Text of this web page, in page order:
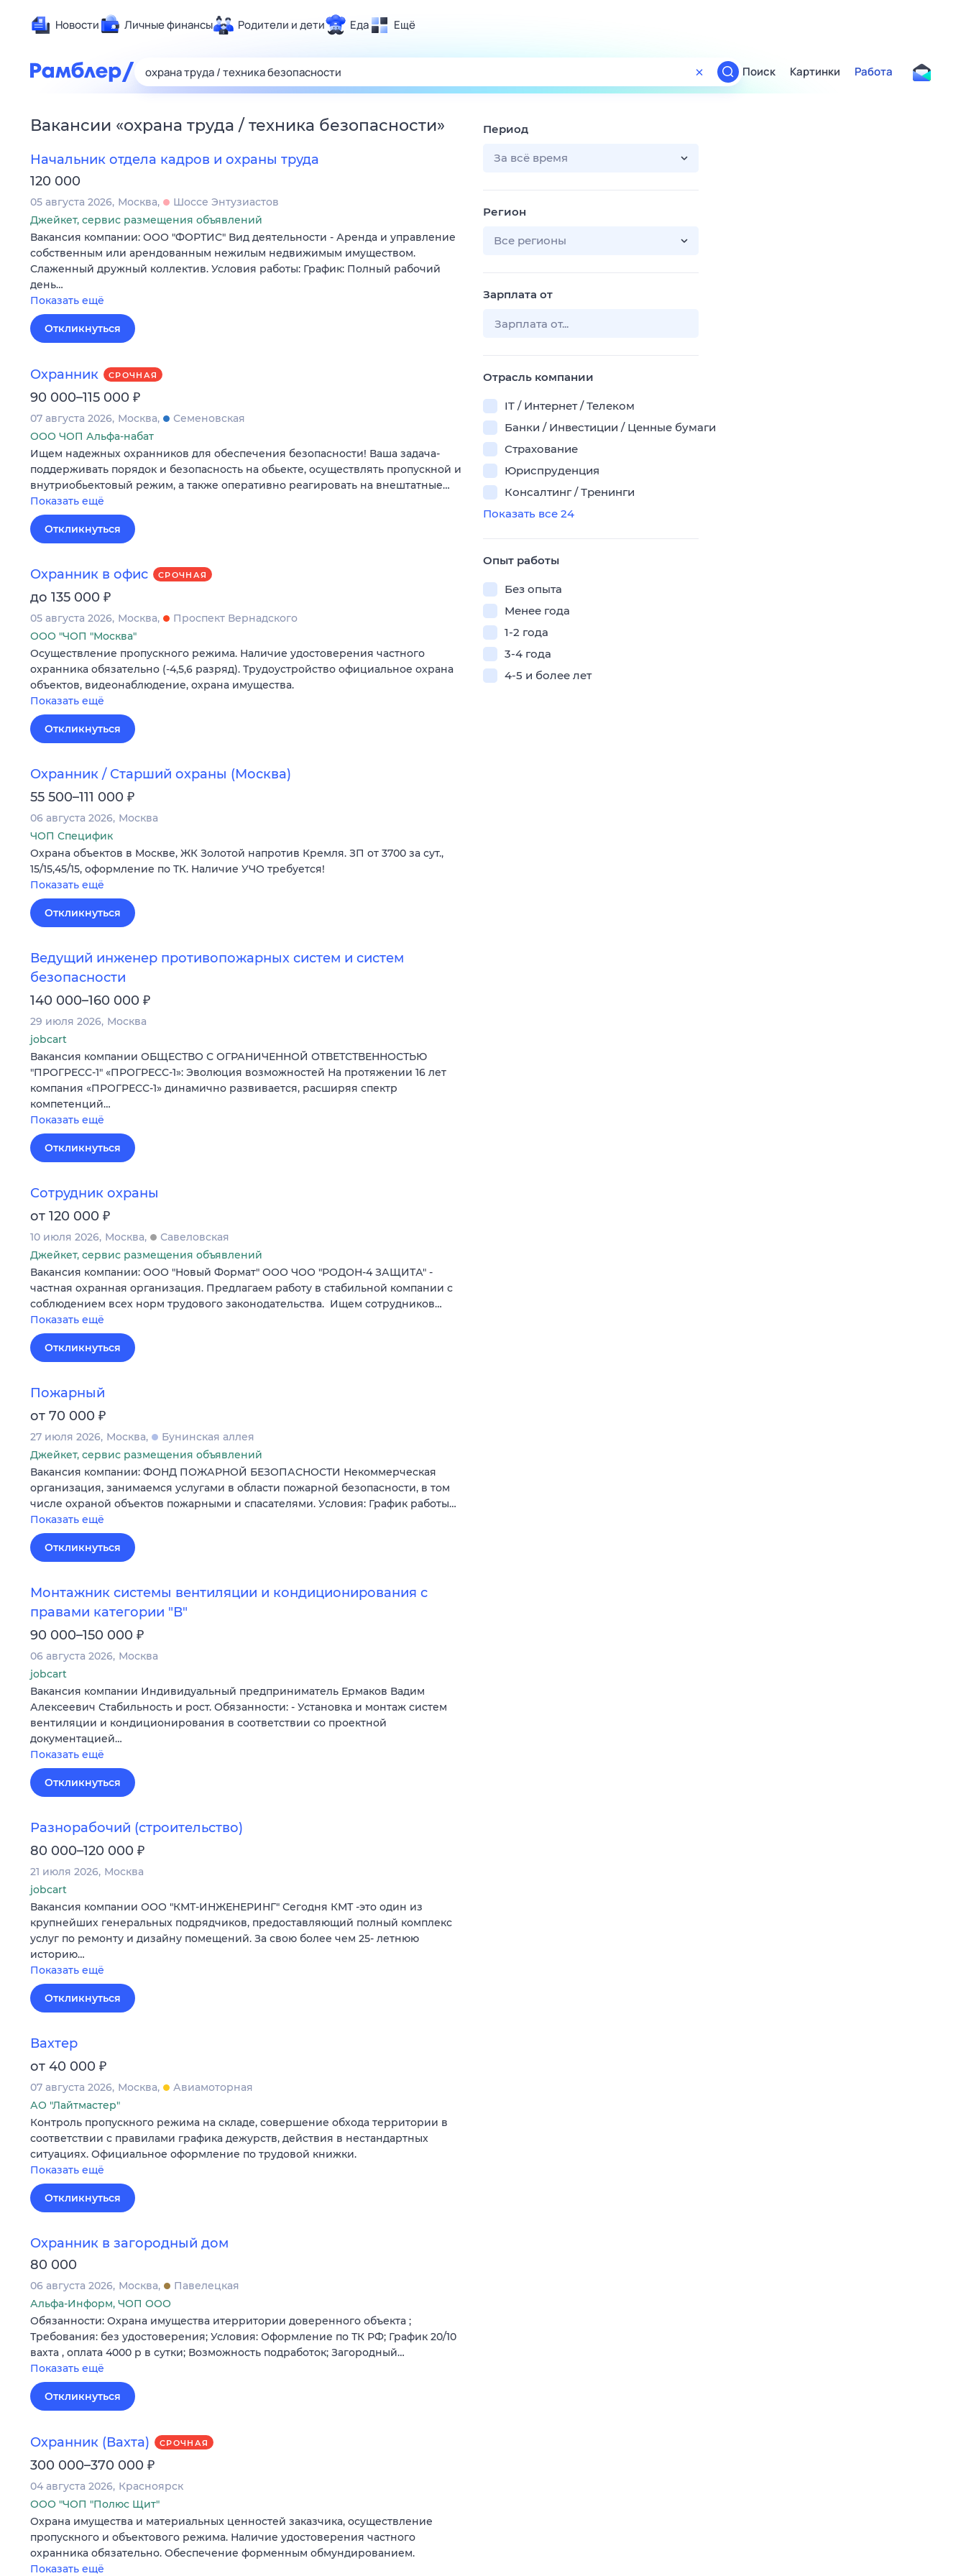
Новости Личные финансы Родители и дети Еда Ещё
Здоровье
Развлечения и отдых
Спорт
Карьера
Технологии и тренды
Сберегаем вместе
Гороскопы
Поиск
ТВ-программа
Поиск Картинки Работа
Вакансии «охрана труда / техника безопасности»
Начальник отдела кадров и охраны труда
120 000
05 августа 2026 Москва
Шоссе Энтузиастов
Джейкет, сервис размещения объявлений
Вакансия компании: ООО "ФОРТИС" Вид деятельности - Аренда и управление
собственным или арендованным нежилым недвижимым имуществом.
Слаженный дружный коллектив. Условия работы: График: Полный рабочий
день…
Показать ещё
Откликнуться
Охранник СРОЧНАЯ
90 000–115 000 ₽
07 августа 2026 Москва
Семеновская
ООО ЧОП Альфа-набат
Ищем надежных охранников для обеспечения безопасности! Ваша задача-
поддерживать порядок и безопасность на обьекте, осуществлять пропускной и
внутриобьектовый режим, а также оперативно реагировать на внештатные…
Показать ещё
Откликнуться
Охранник в офис СРОЧНАЯ
до 135 000 ₽
05 августа 2026 Москва
Проспект Вернадского
ООО "ЧОП "Москва"
Осуществление пропускного режима. Наличие удостоверения частного
охранника обязательно (-4,5,6 разряд). Трудоустройство официальное охрана
объектов, видеонаблюдение, охрана имущества.
Показать ещё
Откликнуться
Охранник / Старший охраны (Москва)
55 500–111 000 ₽
06 августа 2026 Москва
ЧОП Специфик
Охрана объектов в Москве, ЖК Золотой напротив Кремля. ЗП от 3700 за сут.,
15/15,45/15, оформление по ТК. Наличие УЧО требуется!
Показать ещё
Откликнуться
Ведущий инженер противопожарных систем и систем
безопасности
140 000–160 000 ₽
29 июля 2026 Москва
jobcart
Вакансия компании ОБЩЕСТВО С ОГРАНИЧЕННОЙ ОТВЕТСТВЕННОСТЬЮ
"ПРОГРЕСС-1" «ПРОГРЕСС-1»: Эволюция возможностей На протяжении 16 лет
компания «ПРОГРЕСС-1» динамично развивается, расширяя спектр
компетенций…
Показать ещё
Откликнуться
Сотрудник охраны
от 120 000 ₽
10 июля 2026 Москва
Савеловская
Джейкет, сервис размещения объявлений
Вакансия компании: ООО "Новый Формат" ООО ЧОО "РОДОН-4 ЗАЩИТА" -
частная охранная организация. Предлагаем работу в стабильной компании с
соблюдением всех норм трудового законодательства. Ищем сотрудников…
Показать ещё
Откликнуться
Пожарный
от 70 000 ₽
27 июля 2026 Москва
Бунинская аллея
Джейкет, сервис размещения объявлений
Вакансия компании: ФОНД ПОЖАРНОЙ БЕЗОПАСНОСТИ Некоммерческая
организация, занимаемся услугами в области пожарной безопасности, в том
числе охраной объектов пожарными и спасателями. Условия: График работы…
Показать ещё
Откликнуться
Монтажник системы вентиляции и кондиционирования с
правами категории "В"
90 000–150 000 ₽
06 августа 2026 Москва
jobcart
Вакансия компании Индивидуальный предприниматель Ермаков Вадим
Алексеевич Стабильность и рост. Обязанности: - Установка и монтаж систем
вентиляции и кондиционирования в соответствии со проектной
документацией…
Показать ещё
Откликнуться
Разнорабочий (строительство)
80 000–120 000 ₽
21 июля 2026 Москва
jobcart
Вакансия компании ООО "КМТ-ИНЖЕНЕРИНГ" Сегодня КМТ -это один из
крупнейших генеральных подрядчиков, предоставляющий полный комплекс
услуг по ремонту и дизайну помещений. За свою более чем 25- летнюю
историю…
Показать ещё
Откликнуться
Вахтер
от 40 000 ₽
07 августа 2026 Москва
Авиамоторная
АО "Лайтмастер"
Контроль пропускного режима на складе, совершение обхода территории в
соответствии с правилами графика дежурств, действия в нестандартных
ситуациях. Официальное оформление по трудовой книжки.
Показать ещё
Откликнуться
Охранник в загородный дом
80 000
06 августа 2026 Москва
Павелецкая
Альфа-Информ, ЧОП ООО
Обязанности: Охрана имущества итерритории доверенного объекта ;
Требования: без удостоверения; Условия: Оформление по ТК РФ; График 20/10
вахта , оплата 4000 р в сутки; Возможность подработок; Загородный…
Показать ещё
Откликнуться
Охранник (Вахта) СРОЧНАЯ
300 000–370 000 ₽
04 августа 2026 Красноярск
ООО "ЧОП "Полюс Щит"
Охрана имущества и материальных ценностей заказчика, осуществление
пропускного и объектового режима. Наличие удостоверения частного
охранника обязательно. Обеспечение форменным обмундированием.
Показать ещё
Период
За всё время
Регион
Все регионы
Зарплата от
Отрасль компании
IT / Интернет / Телеком
Банки / Инвестиции / Ценные бумаги
Страхование
Юриспруденция
Консалтинг / Тренинги
Показать все 24
Опыт работы
Без опыта
Менее года
1-2 года
3-4 года
4-5 и более лет